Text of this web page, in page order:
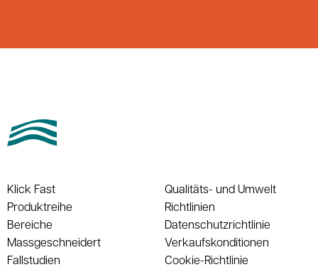
Klick Fast
Produktreihe
Bereiche
Massgeschneidert
Fallstudien
Qualitäts- und Umwelt
Richtlinien
Datenschutzrichtlinie
Verkaufskonditionen
Cookie-Richtlinie